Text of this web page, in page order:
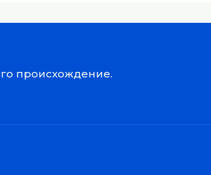
происхождение.